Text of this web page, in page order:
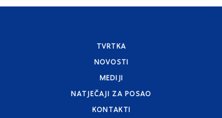
TVRTKA
NOVOSTI
MEDIJI
NATJEČAJI ZA POSAO
KONTAKTI